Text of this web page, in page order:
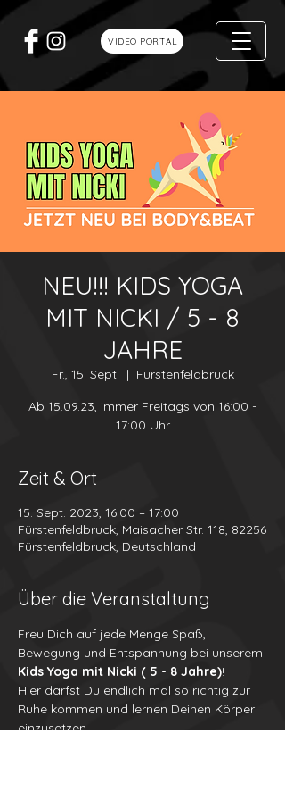
VIDEO PORTAL
NEU!!! KIDS YOGA
MIT NICKI / 5 - 8
JAHRE
Fr., 15. Sept.
  |
Fürstenfeldbruck
Ab 15.09.23, immer Freitags von 16:00 -
17:00 Uhr
Zeit & Ort
15. Sept. 2023, 16:00 – 17:00
Fürstenfeldbruck, Maisacher Str. 118, 82256
Fürstenfeldbruck, Deutschland
Über die Veranstaltung
Freu Dich auf jede Menge Spaß,
Bewegung und Entspannung bei unserem
Kids Yoga mit Nicki ( 5 - 8 Jahre)!
Hier darfst Du endlich mal so richtig zur
Ruhe kommen und lernen Deinen Körper
einzusetzen,